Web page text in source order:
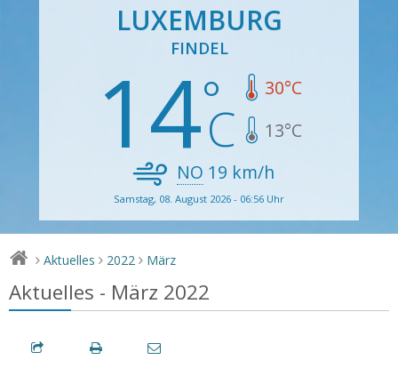
LUXEMBURG
FINDEL
14 30°C
13°C
NO 19 km/h
Samstag, 08. August 2026 - 06:56 Uhr
> Aktuelles > 2022 > März
Aktuelles - März 2022